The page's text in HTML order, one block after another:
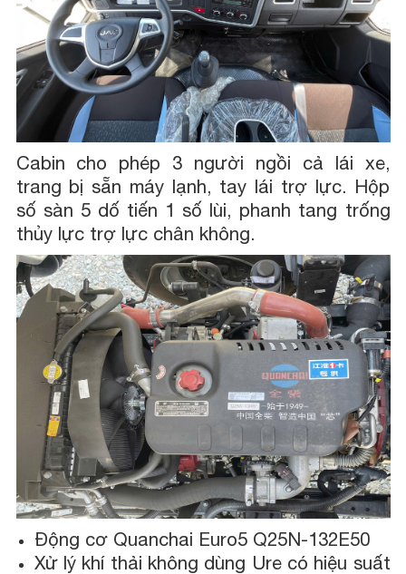
Cabin cho phép 3 người ngồi cả lái xe,
trang bị sẵn máy lạnh, tay lái trợ lực. Hộp
số sàn 5 dố tiến 1 số lùi, phanh tang trống
thủy lực trợ lực chân không.
Động cơ Quanchai Euro5 Q25N-132E50
Xử lý khí thải không dùng Ure có hiệu suất